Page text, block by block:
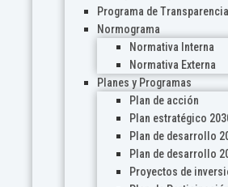
Programa de
Normograma
Normativa Interna
Normativa Externa
Planes y Programas
Plan de acción
Plan estratégico
Plan de desarrollo
Plan de desarrollo
Proyectos de